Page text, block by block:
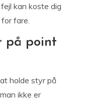
kan koste dig
fare.
på point
holde styr på
ikke er